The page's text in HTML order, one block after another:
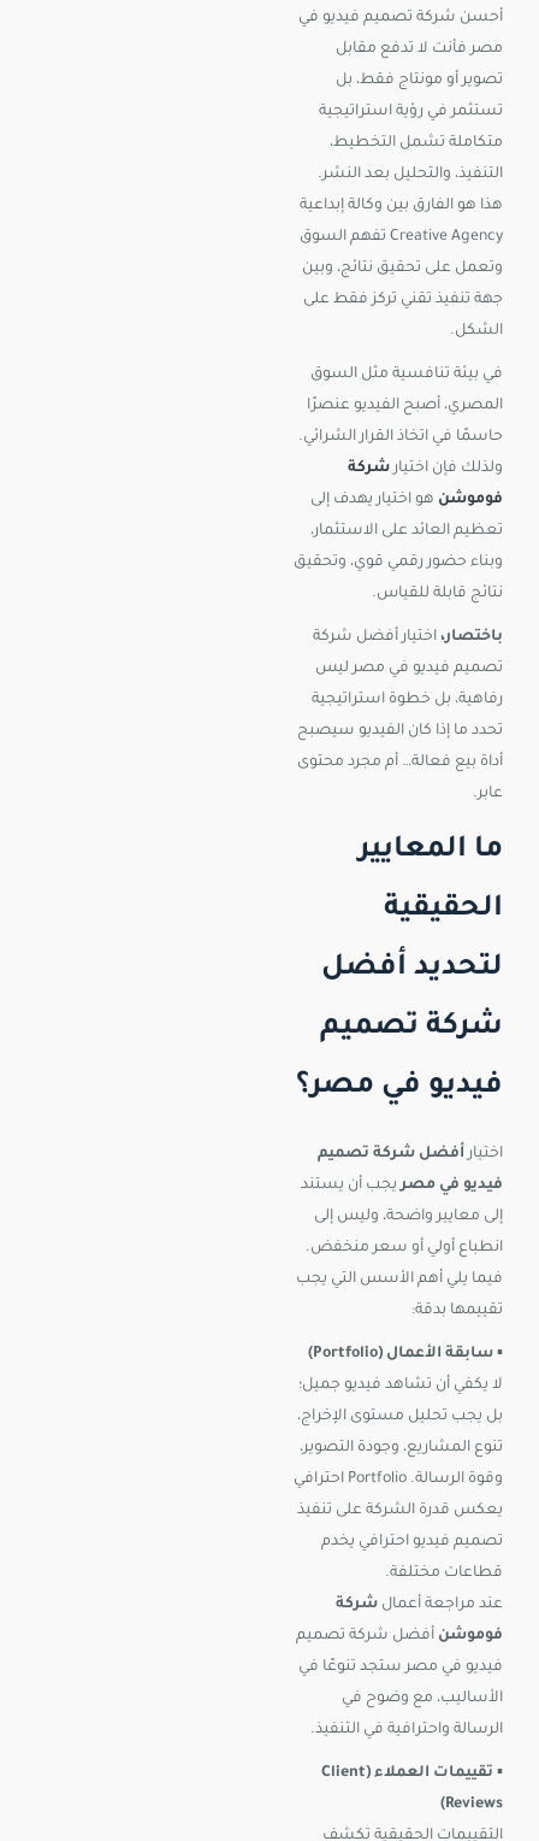
أحسن شركة تصميم فيديو في
مصر فأنت لا تدفع مقابل
تصوير أو مونتاج فقط، بل
تستثمر في رؤية استراتيجية
متكاملة تشمل التخطيط،
التنفيذ، والتحليل بعد النشر.
هذا هو الفارق بين وكالة إبداعية
Creative Agency تفهم السوق
وتعمل على تحقيق نتائج، وبين
جهة تنفيذ تقني تركز فقط على
الشكل.
في بيئة تنافسية مثل السوق
المصري، أصبح الفيديو عنصرًا
حاسمًا في اتخاذ القرار الشرائي.
ولذلك فإن اختيارشركة
فوموشن هو اختيار يهدف إلى
تعظيم العائد على الاستثمار،
وبناء حضور رقمي قوي، وتحقيق
نتائج قابلة للقياس.
باختصار، اختيار أفضل شركة
تصميم فيديو في مصر ليس
رفاهية، بل خطوة استراتيجية
تحدد ما إذا كان الفيديو سيصبح
أداة بيع فعالة… أم مجرد محتوى
عابر.
ما المعايير
الحقيقية
لتحديد أفضل
شركة تصميم
فيديو في مصر؟
اختيارأفضل شركة تصميم
فيديو في مصريجب أن يستند
إلى معايير واضحة، وليس إلى
انطباع أولي أو سعر منخفض.
فيما يلي أهم الأسس التي يجب
تقييمها بدقة:
▪️ سابقة الأعمال (Portfolio)
لا يكفي أن تشاهد فيديو جميل؛
بل يجب تحليل مستوى الإخراج،
تنوع المشاريع، وجودة التصوير،
وقوة الرسالة. Portfolio احترافي
يعكس قدرة الشركة على تنفيذ
تصميم فيديو احترافي يخدم
قطاعات مختلفة.
عند مراجعة أعمال شركة
فوموشن أفضل شركة تصميم
فيديو في مصر ستجد تنوعًا في
الأساليب، مع وضوح في
الرسالة واحترافية في التنفيذ.
▪️
تقييمات العملاء (Client
Reviews)
التقييمات الحقيقية تكشف